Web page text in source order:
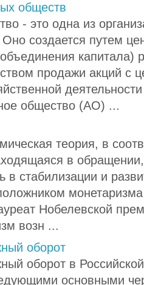
обществ
- это одна из
создается путем
капитала)
продажи акций с
общество (АО) ...
теория, в
в обращении,
стабилизации и
монетаризма
Нобелевской
возн ...
оборот
оборот в
основными